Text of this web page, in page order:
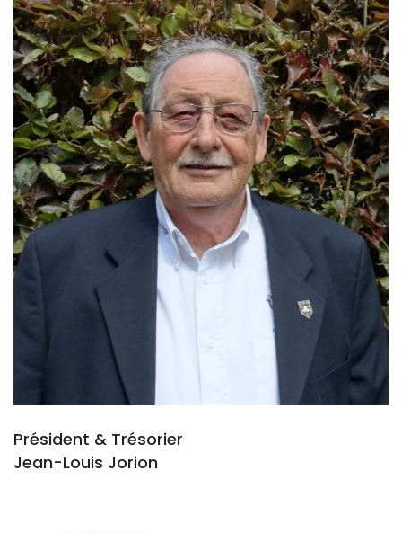
Président & Trésorier
Jean-Louis Jorion